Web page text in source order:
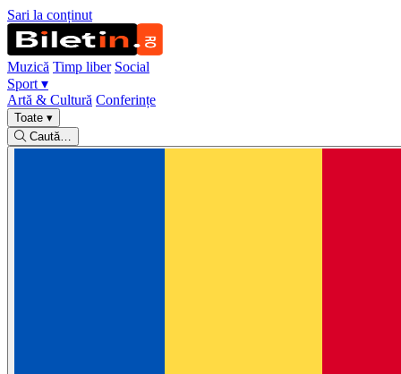
Sari la conținut
Muzică Timp liber Social
Sport ▾
Artă & Cultură Conferințe
Toate ▾
Caută…